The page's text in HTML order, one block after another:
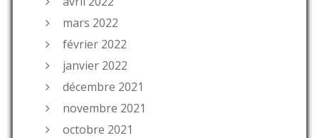
mars 2022
février 2022
janvier 2022
décembre 2021
novembre 2021
octobre 2021